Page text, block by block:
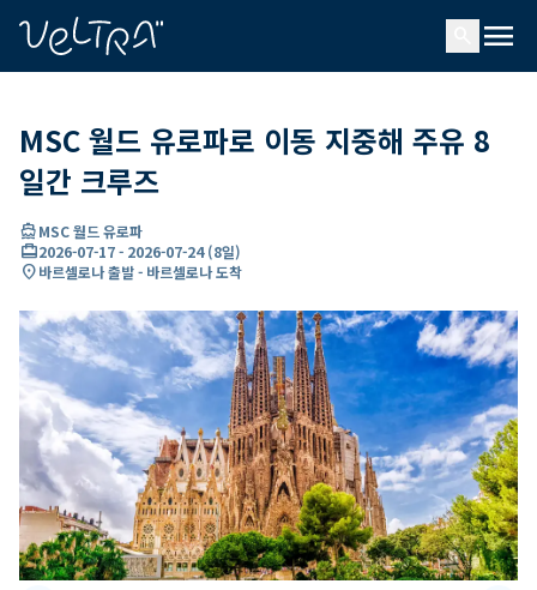
menu
MSC 월드 유로파로 이동 지중해 주유 8
일간 크루즈
directions_boatMSC 월드 유로파
card_travel2026-07-17- 2026-07-24(8일)
location_on바르셀로나 출발 - 바르셀로나 도착